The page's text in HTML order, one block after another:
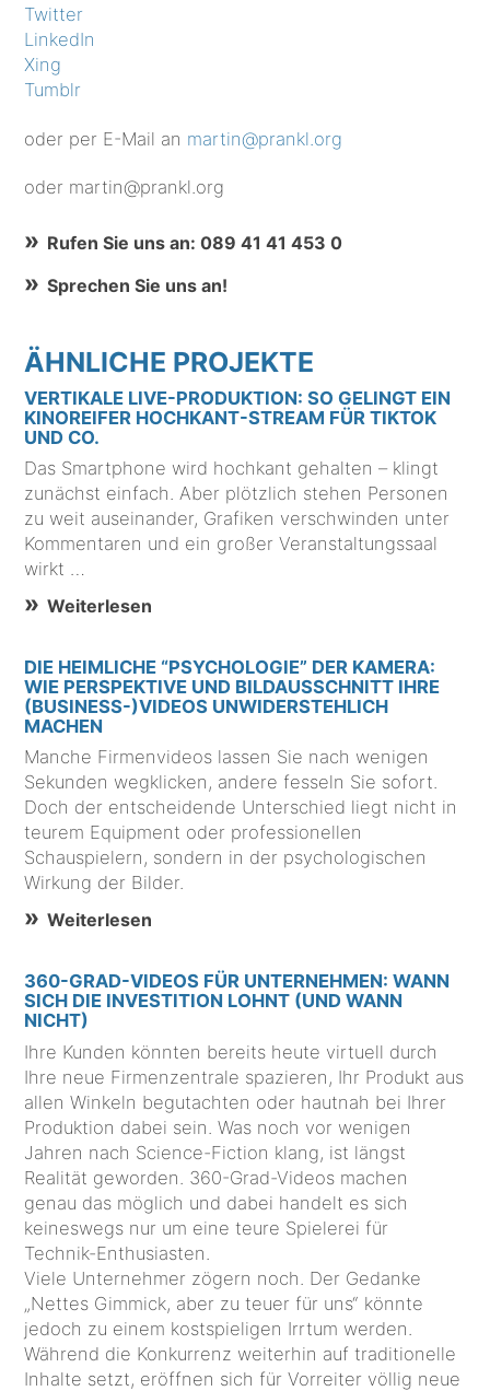
Twitter
LinkedIn
Xing
Tumblr
oder per E-Mail an martin@prankl.org
oder martin@prankl.org
Rufen Sie uns an: 089 41 41 453 0
Sprechen Sie uns an!
ÄHNLICHE PROJEKTE
VERTIKALE LIVE-PRODUKTION: SO GELINGT EIN
KINOREIFER HOCHKANT-STREAM FÜR TIKTOK
UND CO.
Das Smartphone wird hochkant gehalten – klingt
zunächst einfach. Aber plötzlich stehen Personen
zu weit auseinander, Grafiken verschwinden unter
Kommentaren und ein großer Veranstaltungssaal
wirkt …
Weiterlesen
DIE HEIMLICHE “PSYCHOLOGIE” DER KAMERA:
WIE PERSPEKTIVE UND BILDAUSSCHNITT IHRE
(BUSINESS-)VIDEOS UNWIDERSTEHLICH
MACHEN
Manche Firmenvideos lassen Sie nach wenigen
Sekunden wegklicken, andere fesseln Sie sofort.
Doch der entscheidende Unterschied liegt nicht in
teurem Equipment oder professionellen
Schauspielern, sondern in der psychologischen
Wirkung der Bilder.
Weiterlesen
360-GRAD-VIDEOS FÜR UNTERNEHMEN: WANN
SICH DIE INVESTITION LOHNT (UND WANN
NICHT)
Ihre Kunden könnten bereits heute virtuell durch
Ihre neue Firmenzentrale spazieren, Ihr Produkt aus
allen Winkeln begutachten oder hautnah bei Ihrer
Produktion dabei sein. Was noch vor wenigen
Jahren nach Science-Fiction klang, ist längst
Realität geworden. 360-Grad-Videos machen
genau das möglich und dabei handelt es sich
keineswegs nur um eine teure Spielerei für
Technik-Enthusiasten.
Viele Unternehmer zögern noch. Der Gedanke
„Nettes Gimmick, aber zu teuer für uns“ könnte
jedoch zu einem kostspieligen Irrtum werden.
Während die Konkurrenz weiterhin auf traditionelle
Inhalte setzt, eröffnen sich für Vorreiter völlig neue